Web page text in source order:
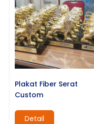
Plakat Fiber Serat
Custom
Detail